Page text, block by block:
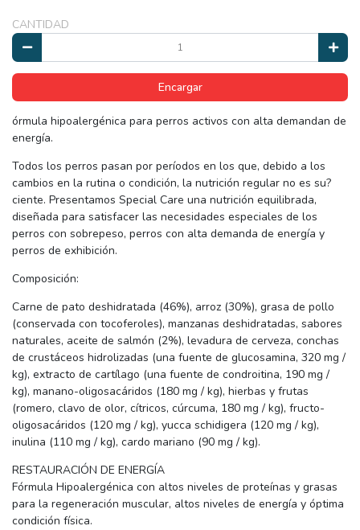
CANTIDAD
Encargar
órmula hipoalergénica para perros activos con alta demandan de
energía.
Todos los perros pasan por períodos en los que, debido a los
cambios en la rutina o condición, la nutrición regular no es su?
ciente. Presentamos Special Care una nutrición equilibrada,
diseñada para satisfacer las necesidades especiales de los
perros con sobrepeso, perros con alta demanda de energía y
perros de exhibición.
Composición:
Carne de pato deshidratada (46%), arroz (30%), grasa de pollo
(conservada con tocoferoles), manzanas deshidratadas, sabores
naturales, aceite de salmón (2%), levadura de cerveza, conchas
de crustáceos hidrolizadas (una fuente de glucosamina, 320 mg /
kg), extracto de cartílago (una fuente de condroitina, 190 mg /
kg), manano-oligosacáridos (180 mg / kg), hierbas y frutas
(romero, clavo de olor, cítricos, cúrcuma, 180 mg / kg), fructo-
oligosacáridos (120 mg / kg), yucca schidigera (120 mg / kg),
inulina (110 mg / kg), cardo mariano (90 mg / kg).
RESTAURACIÓN DE ENERGÍA
Fórmula Hipoalergénica con altos niveles de proteínas y grasas
para la regeneración muscular, altos niveles de energía y óptima
condición física.